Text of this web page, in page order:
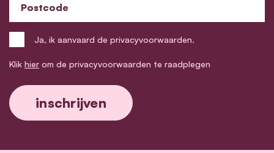
Postcode
Ja, ik aanvaard de privacyvoorwaarden.
Klik hier om de privacyvoorwaarden te raadplegen